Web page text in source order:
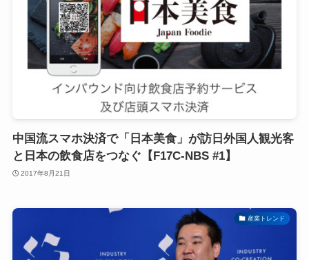
中国流スマホ決済で「日本美食」が訪日外国人観光客
と日本の飲食店をつなぐ【F17C-NBS #1】
2017年8月21日
産業トレンド